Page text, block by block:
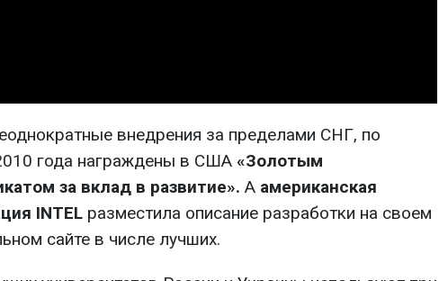
внедрения за пределами СНГ, по
года награждены в США «Золотым
за вклад в развитие». А американская
INTEL разместила описание разработки на своем
сайте в числе лучших.